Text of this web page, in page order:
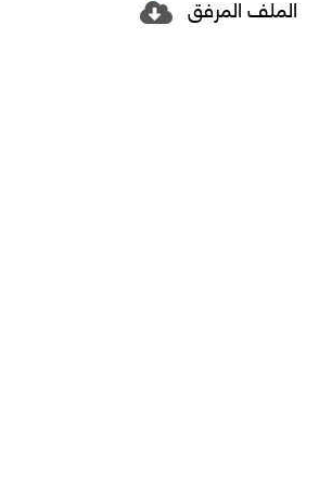
الملف المرفق